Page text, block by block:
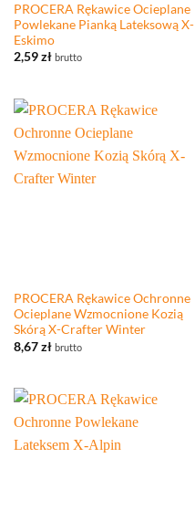
PROCERA Rękawice Ocieplane
Powlekane Pianką Lateksową X-
Eskimo
2,59zł brutto
PROCERA Rękawice Ochronne
Ocieplane Wzmocnione Kozią
Skórą X-Crafter Winter
8,67zł brutto